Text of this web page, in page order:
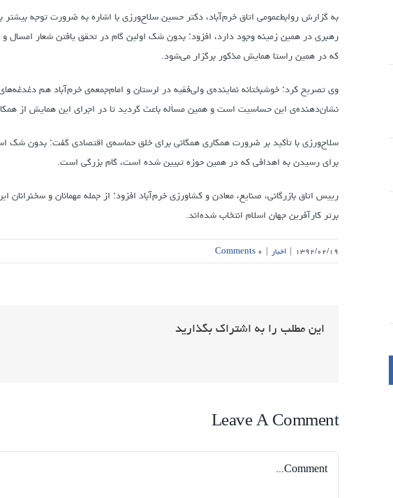
به گزارش روابط‌عمومی اتاق خرم‌آباد، دکتر حسین سلاح‌ورزی با اشاره به ضرورت توجه
رهبری در همین زمینه وجود دارد، افزود: بدون شک اولین گام در تحقق یافتن شعار امسال
که در همین راستا همایش مذکور برگزار می‌شود.
وی تصریح کرد: خوشبختانه نماینده‌ی ولی‌فقیه در لرستان و امام‌جمعه‌ی خرم‌آباد هم
نشان‌دهنده‌ی این حساسیت است و همین مسأله باعث گردید تا در اجرای این همایش از
سلاح‌ورزی با تأکید بر ضرورت همکاری همگانی برای خلق حماسه‌ی اقتصادی گفت: بدون شک
برای رسیدن به اهدافی که در همین حوزه تبیین شده‌ است، گام بزرگی است.
رییس اتاق بازرگانی، صنایع، معادن و کشاورزی خرم‌آباد افزود: از جمله مهمانان و
برتر کارآفرین جهان اسلام انتخاب شده‌اند.
۱۳۹۲/۰۲/۱۹ | اخبار | ۰ Comments
این مطلب را به اشتراک بگذارید
Leave A Comment